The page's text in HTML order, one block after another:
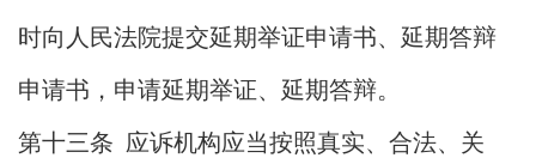
时向人民法院提交延期举证申请书、延期答辩
申请书，申请延期举证、延期答辩。
第十三条 应诉机构应当按照真实、合法、关